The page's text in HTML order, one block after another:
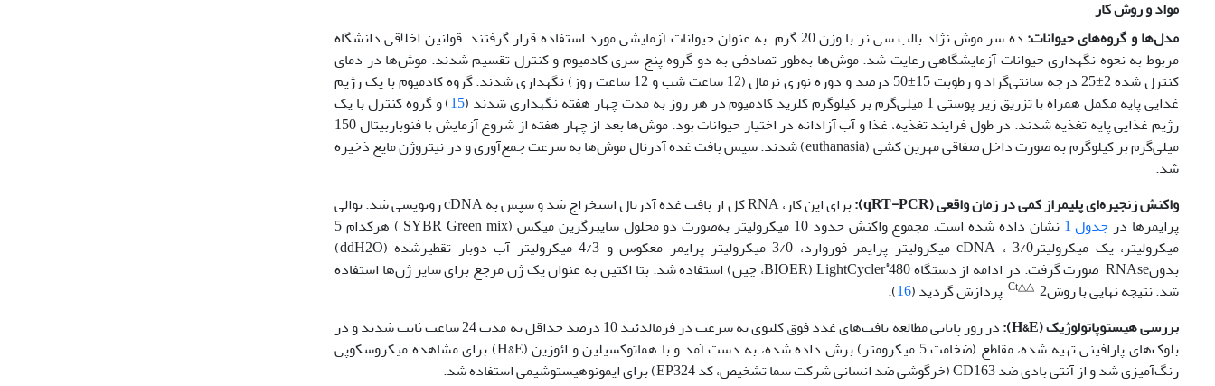
مواد و روش‌ کار
مدل‌ها و گروه‌های حیوانات:
ده سر موش نژاد بالب سی نر با وزن 20 گرم به عنوان حیوانات آزمایشی مورد استفاده قرار ‌گرفتند. قوانین اخلاقی دانشگاه
مربوط به نحوه نگهداری حیوانات آزمایشگاهی رعایت شد. موش‌ها به‌طور تصادفی به دو گروه پنج سری کادمیوم و کنترل تقسیم شدند. موش‌ها در دمای
کنترل‌ شده 2±25 درجه سانتی‌گراد و رطوبت 15±50 درصد و دوره نوری نرمال (12 ساعت شب و 12 ساعت روز) نگهداری شدند. گروه کادمیوم با یک رژیم
غذایی پایه مکمل همراه با تزریق زیر پوستی 1 میلی‌گرم بر کیلوگرم کلرید کادمیوم در هر روز به مدت چهار هفته نگهداری شدند (
15) و گروه کنترل با یک
رژیم غذایی پایه تغذیه شدند. در طول فرایند تغذیه، غذا و آب آزادانه در اختیار حیوانات بود. موش‌ها بعد از چهار هفته از شروع آزمایش با فنوباربیتال 150
میلی‌گرم بر کیلوگرم به صورت داخل صفاقی مهرین کشی (euthanasia) شدند. سپس بافت غده آدرنال موش‌ها به سرعت جمع‌آوری و در نیتروژن مایع ذخیره
شد.
واکنش زنجیره‌ای پلیمراز کمی در زمان واقعی (qRT-PCR
):
برای این کار، RNA کل از بافت غده آدرنال استخراج شد و سپس به cDNA رونویسی شد. توالی
پرایمرها درجدول 1
نشان داده ‌شده است. مجموع واکنش حدود 10 میکرولیتر به‌صورت دو محلول سایبرگرین میکس (SYBR Green mix ) هرکدام 5
میکرولیتر، یک میکرولیترcDNA ، 3/0 میکرولیتر پرایمر فوروارد، 3/0 میکرولیتر پرایمر معکوس و 4/3 میکرولیتر آب دوبار تقطیر‌شده (ddH2O)
بدونRNAse صورت گرفت. در ادامه از دستگاه LightCycler
®
480 (BIOER، چین) استفاده شد. بتا اکتین به عنوان یک ژن مرجع برای سایر ژن‌ها استفاده
شد. نتیجه نهایی با روش2 -
△△
Ct پردازش گردید (16
).
بررسی هیستوپاتولوژیک (H&E
):
در روز پایانی مطالعه بافت‌های غدد فوق کلیوی به سرعت در فرمالدئید 10 درصد حداقل به مدت 24 ساعت ثابت شدند و در
بلوک‌های پارافینی تهیه شده، مقاطع (ضخامت 5 میکرومتر) برش داده شده، به دست آمد و با هماتوکسیلین و ائوزین (H&E) برای مشاهده میکروسکوپی
رنگ‌آمیزی شد و از آنتی بادی ضد CD163 (خرگوشی ضد انسانی شرکت سما تشخیص، کد EP324) برای ایمونوهیستوشیمی استفاده شد.